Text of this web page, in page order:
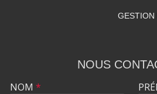
GESTION
NOUS
NOM *